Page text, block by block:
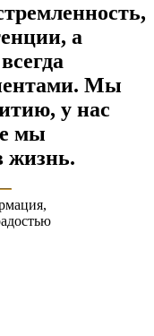
а
Мы
у нас
мы
жизнь.